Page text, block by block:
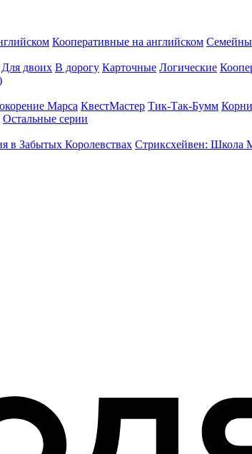
Кооперативные на английском
Для двоих В дорогу Карточные Логические
Марса КвестМастер Тик-Так-Бумм
Остальные серии
в Забытых Королевствах Стриксхейвен: Школа